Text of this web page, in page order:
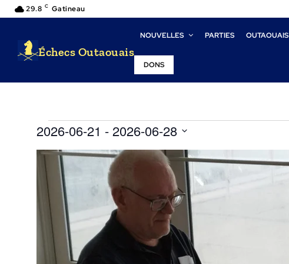
29.8 C Gatineau
Échecs Outaouais
NOUVELLES PARTIES OUTAOUAIS
DONS
Évènements
2026-06-21 - 2026-06-28
date.
List
of
events
Photo